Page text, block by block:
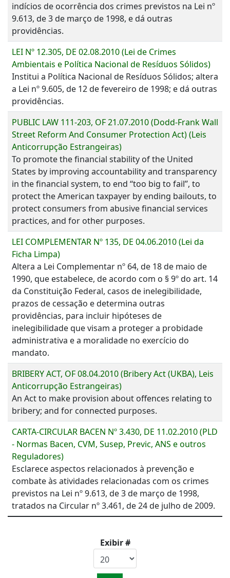
indícios de ocorrência dos crimes previstos na Lei nº
9.613, de 3 de março de 1998, e dá outras
providências.
LEI Nº 12.305, DE 02.08.2010 (Lei de Crimes
Ambientais e Política Nacional de Resíduos Sólidos)
Institui a Política Nacional de Resíduos Sólidos; altera
a Lei nº 9.605, de 12 de fevereiro de 1998; e dá outras
providências.
PUBLIC LAW 111-203, OF 21.07.2010 (Dodd-Frank Wall
Street Reform And Consumer Protection Act) (Leis
Anticorrupção Estrangeiras)
To promote the financial stability of the United
States by improving accountability and transparency
in the financial system, to end ‘‘too big to fail’’, to
protect the American taxpayer by ending bailouts, to
protect consumers from abusive financial services
practices, and for other purposes.
LEI COMPLEMENTAR Nº 135, DE 04.06.2010 (Lei da
Ficha Limpa)
Altera a Lei Complementar nº 64, de 18 de maio de
1990, que estabelece, de acordo com o § 9º do art. 14
da Constituição Federal, casos de inelegibilidade,
prazos de cessação e determina outras
providências, para incluir hipóteses de
inelegibilidade que visam a proteger a probidade
administrativa e a moralidade no exercício do
mandato.
BRIBERY ACT, OF 08.04.2010 (Bribery Act (UKBA), Leis
Anticorrupção Estrangeiras)
An Act to make provision about offences relating to
bribery; and for connected purposes.
CARTA-CIRCULAR BACEN Nº 3.430, DE 11.02.2010 (PLD
- Normas Bacen, CVM, Susep, Previc, ANS e outros
Reguladores)
Esclarece aspectos relacionados à prevenção e
combate às atividades relacionadas com os crimes
previstos na Lei nº 9.613, de 3 de março de 1998,
tratados na Circular nº 3.461, de 24 de julho de 2009.
Exibir #